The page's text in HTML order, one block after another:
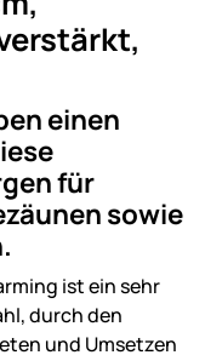
einen
für
sowie
ist ein sehr
durch den
und Umsetzen